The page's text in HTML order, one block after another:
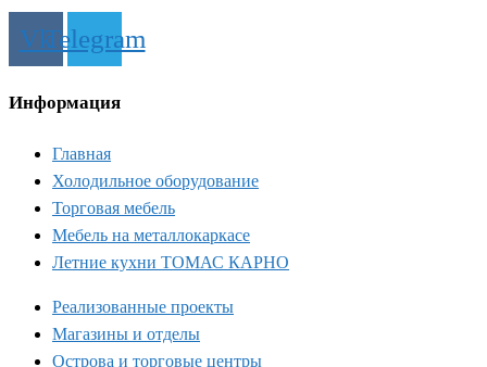
VkTelegram
Информация
Главная
Холодильное оборудование
Торговая мебель
Мебель на металлокаркасе
Летние кухни ТОМАС КАРНО
Реализованные проекты
Магазины и отделы
Острова и торговые центры